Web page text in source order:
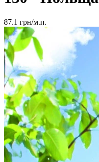
87.1 грн/м.п.